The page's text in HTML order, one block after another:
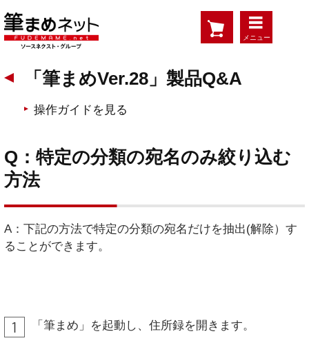
メニュー
「筆まめVer.28」製品Q&A
操作ガイドを見る
Q：特定の分類の宛名のみ絞り込む
方法
A：下記の方法で特定の分類の宛名だけを抽出(解除）す
ることができます。
「筆まめ」を起動し、住所録を開きます。